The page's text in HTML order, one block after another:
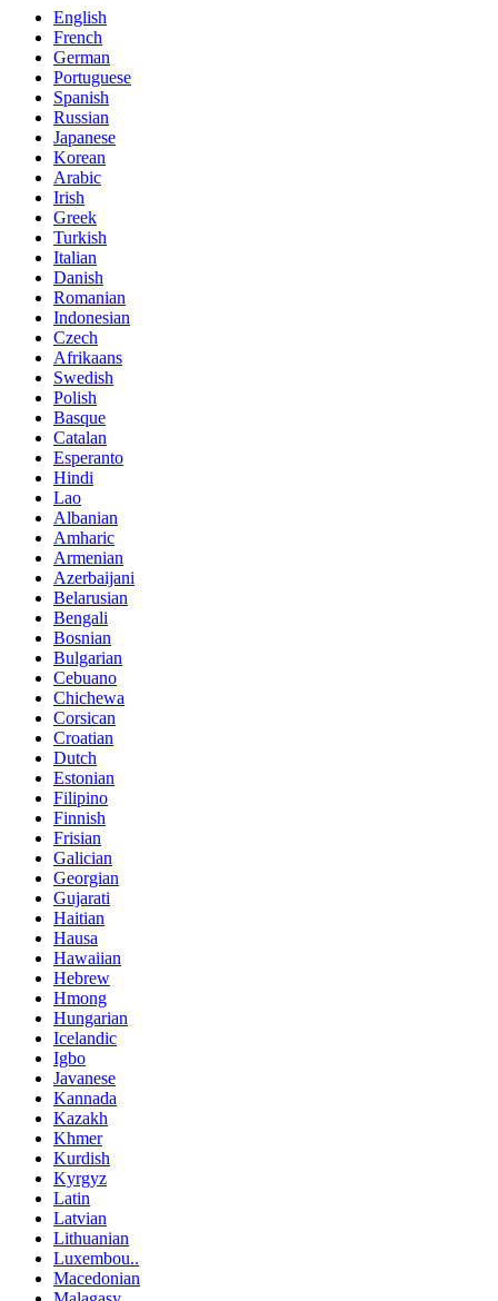
English
French
German
Portuguese
Spanish
Russian
Japanese
Korean
Arabic
Irish
Greek
Turkish
Italian
Danish
Romanian
Indonesian
Czech
Afrikaans
Swedish
Polish
Basque
Catalan
Esperanto
Hindi
Lao
Albanian
Amharic
Armenian
Azerbaijani
Belarusian
Bengali
Bosnian
Bulgarian
Cebuano
Chichewa
Corsican
Croatian
Dutch
Estonian
Filipino
Finnish
Frisian
Galician
Georgian
Gujarati
Haitian
Hausa
Hawaiian
Hebrew
Hmong
Hungarian
Icelandic
Igbo
Javanese
Kannada
Kazakh
Khmer
Kurdish
Kyrgyz
Latin
Latvian
Lithuanian
Luxembou..
Macedonian